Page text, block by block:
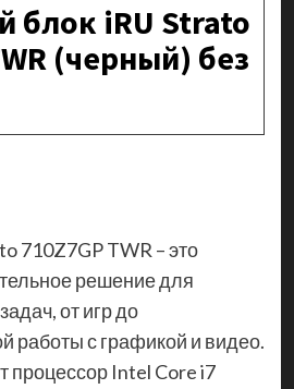
блок iRU Strato
(черный) без
710Z7GP TWR – это
решение для
от игр до
работы с графикой и видео.
процессор Intel Core i7